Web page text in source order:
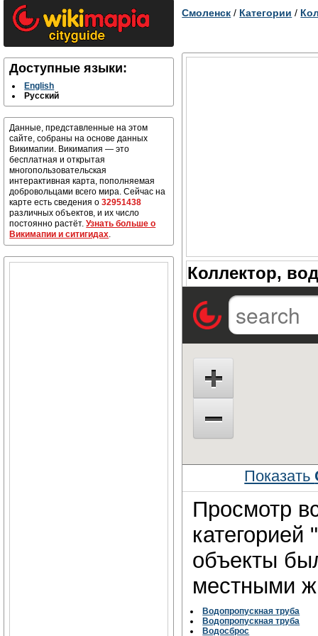
Доступные языки:
English
Русский
Данные, представленные на этом
сайте, собраны на основе данных
Викимапии. Викимапия — это
бесплатная и открытая
многопользовательская
интерактивная карта, пополняемая
добровольцами всего мира. Сейчас на
карте есть сведения о32951438
различных объектов, и их число
постоянно растёт.Узнать больше о
Викимапии и ситигидах.
Смоленск / Категории /
Коллектор,
Показать
Просмотр
категорией
объекты
местными
Водопропускная труба
Водопропускная труба
Водосброс